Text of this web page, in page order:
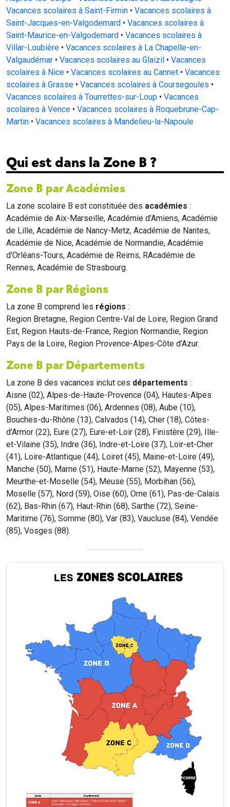
Vacances scolaires à Saint-Firmin • Vacances scolaires à
Saint-Jacques-en-Valgodemard • Vacances scolaires à
Saint-Maurice-en-Valgodemard • Vacances scolaires à
Villar-Loubière • Vacances scolaires à La Chapelle-en-
Valgaudémar • Vacances scolaires au Glaizil • Vacances
scolaires à Nice • Vacances scolaires au Cannet • Vacances
scolaires à Grasse • Vacances scolaires à Coursegoules •
Vacances scolaires à Tourrettes-sur-Loup • Vacances
scolaires à Vence • Vacances scolaires à Roquebrune-Cap-
Martin • Vacances scolaires à Mandelieu-la-Napoule
Qui est dans la Zone B ?
Zone B par Académies
La zone scolaire B est constituée des académies :
Académie de Aix-Marseille, Académie d'Amiens, Académie
de Lille, Académie de Nancy-Metz, Académie de Nantes,
Académie de Nice, Académie de Normandie, Académie
d'Orléans-Tours, Académie de Reims, RAcadémie de
Rennes, Académie de Strasbourg.
Zone B par Régions
La zone B comprend les régions :
Region Bretagne, Region Centre-Val de Loire, Region Grand
Est, Region Hauts-de-France, Region Normandie, Region
Pays de la Loire, Region Provence-Alpes-Côte d’Azur.
Zone B par Départements
La zone B des vacances inclut ces départements :
Aisne (02), Alpes-de-Haute-Provence (04), Hautes-Alpes
(05), Alpes-Maritimes (06), Ardennes (08), Aube (10),
Bouches-du-Rhône (13), Calvados (14), Cher (18), Côtes-
d’Armor (22), Eure (27), Eure-et-Loir (28), Finistère (29), Ille-
et-Vilaine (35), Indre (36), Indre-et-Loire (37), Loir-et-Cher
(41), Loire-Atlantique (44), Loiret (45), Maine-et-Loire (49),
Manche (50), Marne (51), Haute-Marne (52), Mayenne (53),
Meurthe-et-Moselle (54), Meuse (55), Morbihan (56),
Moselle (57), Nord (59), Oise (60), Orne (61), Pas-de-Calais
(62), Bas-Rhin (67), Haut-Rhin (68), Sarthe (72), Seine-
Maritime (76), Somme (80), Var (83), Vaucluse (84), Vendée
(85), Vosges (88).